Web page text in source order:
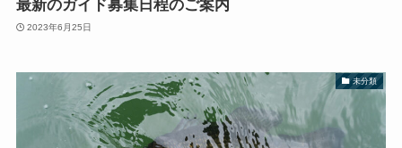
最新のガイド募集日程のご案内
2023年6月25日
未分類